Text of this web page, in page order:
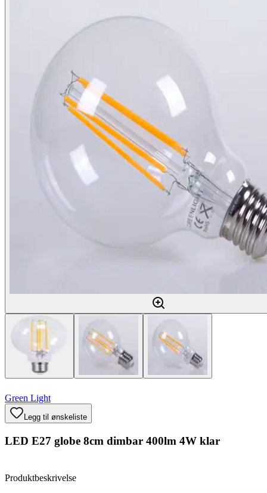
Green Light
Legg til ønskeliste
LED E27 globe 8cm dimbar 400lm 4W klar
Produktbeskrivelse